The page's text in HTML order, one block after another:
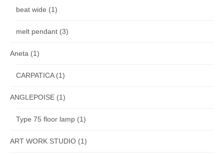
beat wide (1)
melt pendant (3)
Aneta (1)
CARPATICA(1)
ANGLEPOISE (1)
Type 75 floor lamp (1)
ART WORK STUDIO (1)